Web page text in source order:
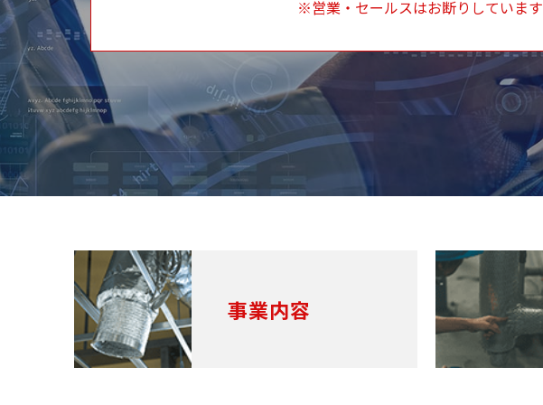
※営業・セールスはお断りしています
事業内容